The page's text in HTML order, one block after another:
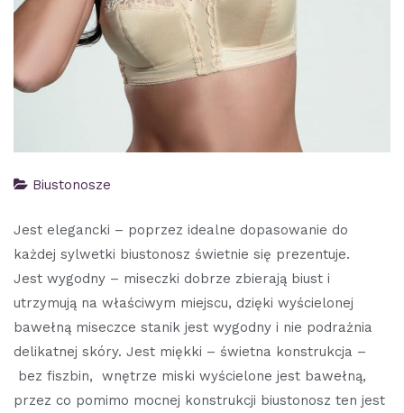
Biustonosze
Jest elegancki – poprzez idealne dopasowanie do
każdej sylwetki biustonosz świetnie się prezentuje.
Jest wygodny – miseczki dobrze zbierają biust i
utrzymują na właściwym miejscu, dzięki wyścielonej
bawełną miseczce stanik jest wygodny i nie podrażnia
delikatnej skóry. Jest miękki – świetna konstrukcja –
bez fiszbin, wnętrze miski wyścielone jest bawełną,
przez co pomimo mocnej konstrukcji biustonosz ten jest